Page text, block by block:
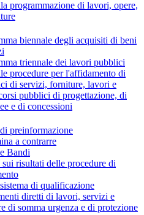
programmazione di lavori, opere,
biennale degli acquisiti di beni
triennale dei lavori pubblici
procedure per l'affidamento di
di servizi, forniture, lavori e
pubblici di progettazione, di
e di concessioni
preinformazione
a contrarre
Bandi
risultati delle procedure di
di qualificazione
diretti di lavori, servizi e
di somma urgenza e di protezione